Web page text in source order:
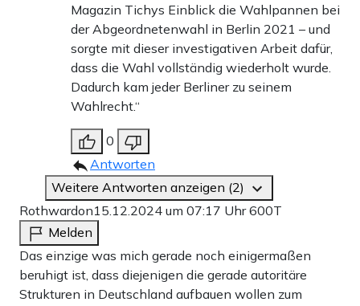
Magazin Tichys Einblick die Wahlpannen bei
der Abgeordnetenwahl in Berlin 2021 – und
sorgte mit dieser investigativen Arbeit dafür,
dass die Wahl vollständig wiederholt wurde.
Dadurch kam jeder Berliner zu seinem
Wahlrecht.“
0
Antworten
Weitere Antworten anzeigen (2)
Rothwardon15.12.2024 um 07:17 Uhr600T
Melden
Das einzige was mich gerade noch einigermaßen
beruhigt ist, dass diejenigen die gerade autoritäre
Strukturen in Deutschland aufbauen wollen zum